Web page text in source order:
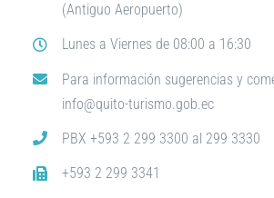
(Antiguo Aeropuerto)
Lunes a Viernes de 08:00 a 16:30
Para información sugerencias y
info@quito-turismo.gob.ec
PBX +593 2 299 3300 al 299 3330
+593 2 299 3341